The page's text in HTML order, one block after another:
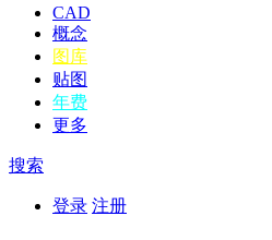
CAD
概念
图库
贴图
年费
更多
搜索
登录 注册